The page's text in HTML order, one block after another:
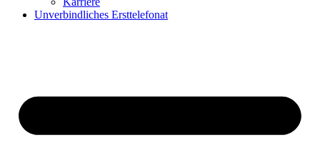
Unverbindliches Ersttelefonat